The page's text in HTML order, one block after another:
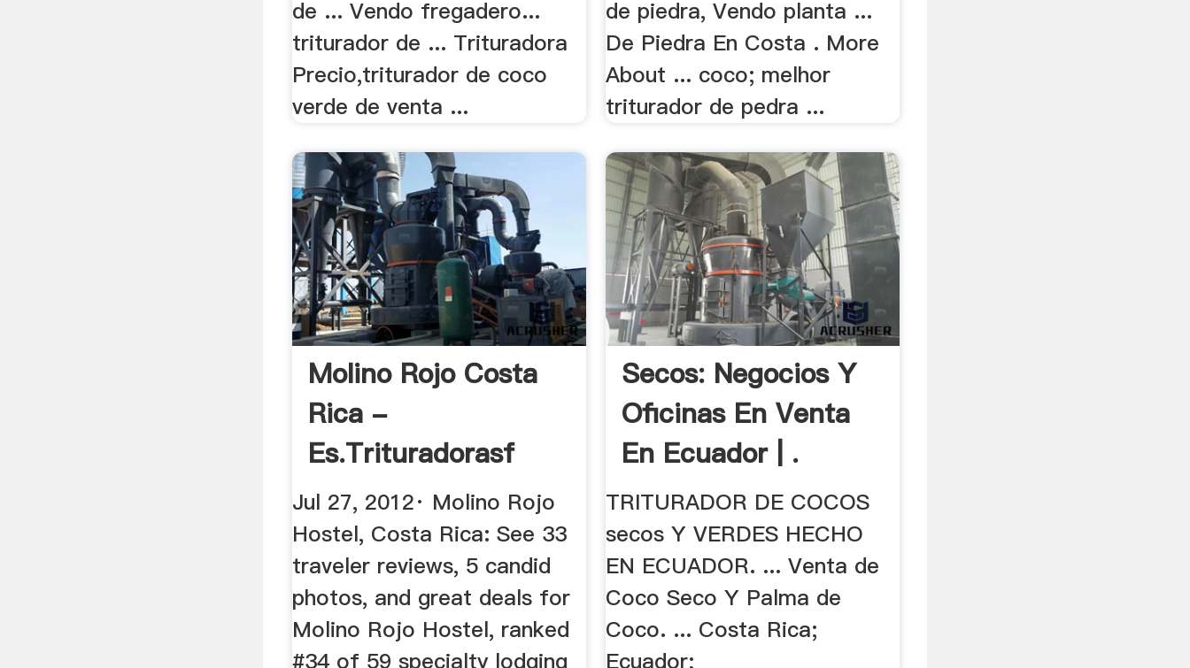
de ... Vendo fregadero...
triturador de ... Trituradora
Precio,triturador de coco
verde de venta ...
de piedra, Vendo planta ...
De Piedra En Costa . More
About ... coco; melhor
triturador de pedra ...
Molino Rojo Costa
Rica -
Es.trituradorasf
Jul 27, 2012· Molino Rojo
Hostel, Costa Rica: See 33
traveler reviews, 5 candid
photos, and great deals for
Molino Rojo Hostel, ranked
#34 of 59 specialty lodging
Secos: Negocios Y
Oficinas En Venta
En Ecuador | .
TRITURADOR DE COCOS
secos Y VERDES HECHO
EN ECUADOR. ... Venta de
Coco Seco Y Palma de
Coco. ... Costa Rica;
Ecuador;